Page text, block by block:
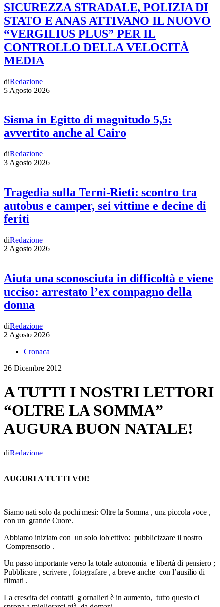
SICUREZZA STRADALE, POLIZIA DI
STATO E ANAS ATTIVANO IL NUOVO
“VERGILIUS PLUS” PER IL
CONTROLLO DELLA VELOCITÀ
MEDIA
diRedazione
5 Agosto 2026
Sisma in Egitto di magnitudo 5,5:
avvertito anche al Cairo
diRedazione
3 Agosto 2026
Tragedia sulla Terni-Rieti: scontro tra
autobus e camper, sei vittime e decine di
feriti
diRedazione
2 Agosto 2026
Aiuta una sconosciuta in difficoltà e viene
ucciso: arrestato l’ex compagno della
donna
diRedazione
2 Agosto 2026
Cronaca
26 Dicembre 2012
A TUTTI I NOSTRI LETTORI
“OLTRE LA SOMMA”
AUGURA BUON NATALE!
diRedazione
AUGURI A TUTTI VOI!
Siamo nati solo da pochi mesi: Oltre la Somma , una piccola voce ,
con un grande Cuore.
Abbiamo iniziato con un solo lobiettivo: pubblicizzare il nostro
Comprensorio .
Un passo importante verso la totale autonomia e libertà di pensiero ;
Pubblicare , scrivere , fotografare , a breve anche con l’ausilio di
filmati .
La crescita dei contatti giornalieri è in aumento, tutto questo ci